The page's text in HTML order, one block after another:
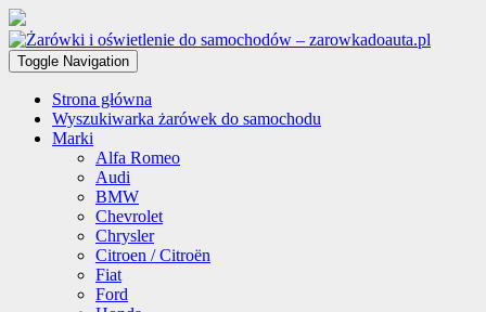
Toggle Navigation
Strona główna
Wyszukiwarka żarówek do samochodu
Marki
Alfa Romeo
Audi
BMW
Chevrolet
Chrysler
Citroen / Citroën
Fiat
Ford